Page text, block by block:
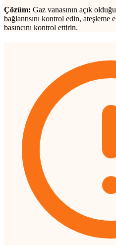
Çözüm: Gaz vanasının açık
bağlantısını kontrol edin,
basıncını kontrol ettirin.